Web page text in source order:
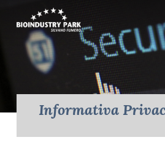
content
Informativa